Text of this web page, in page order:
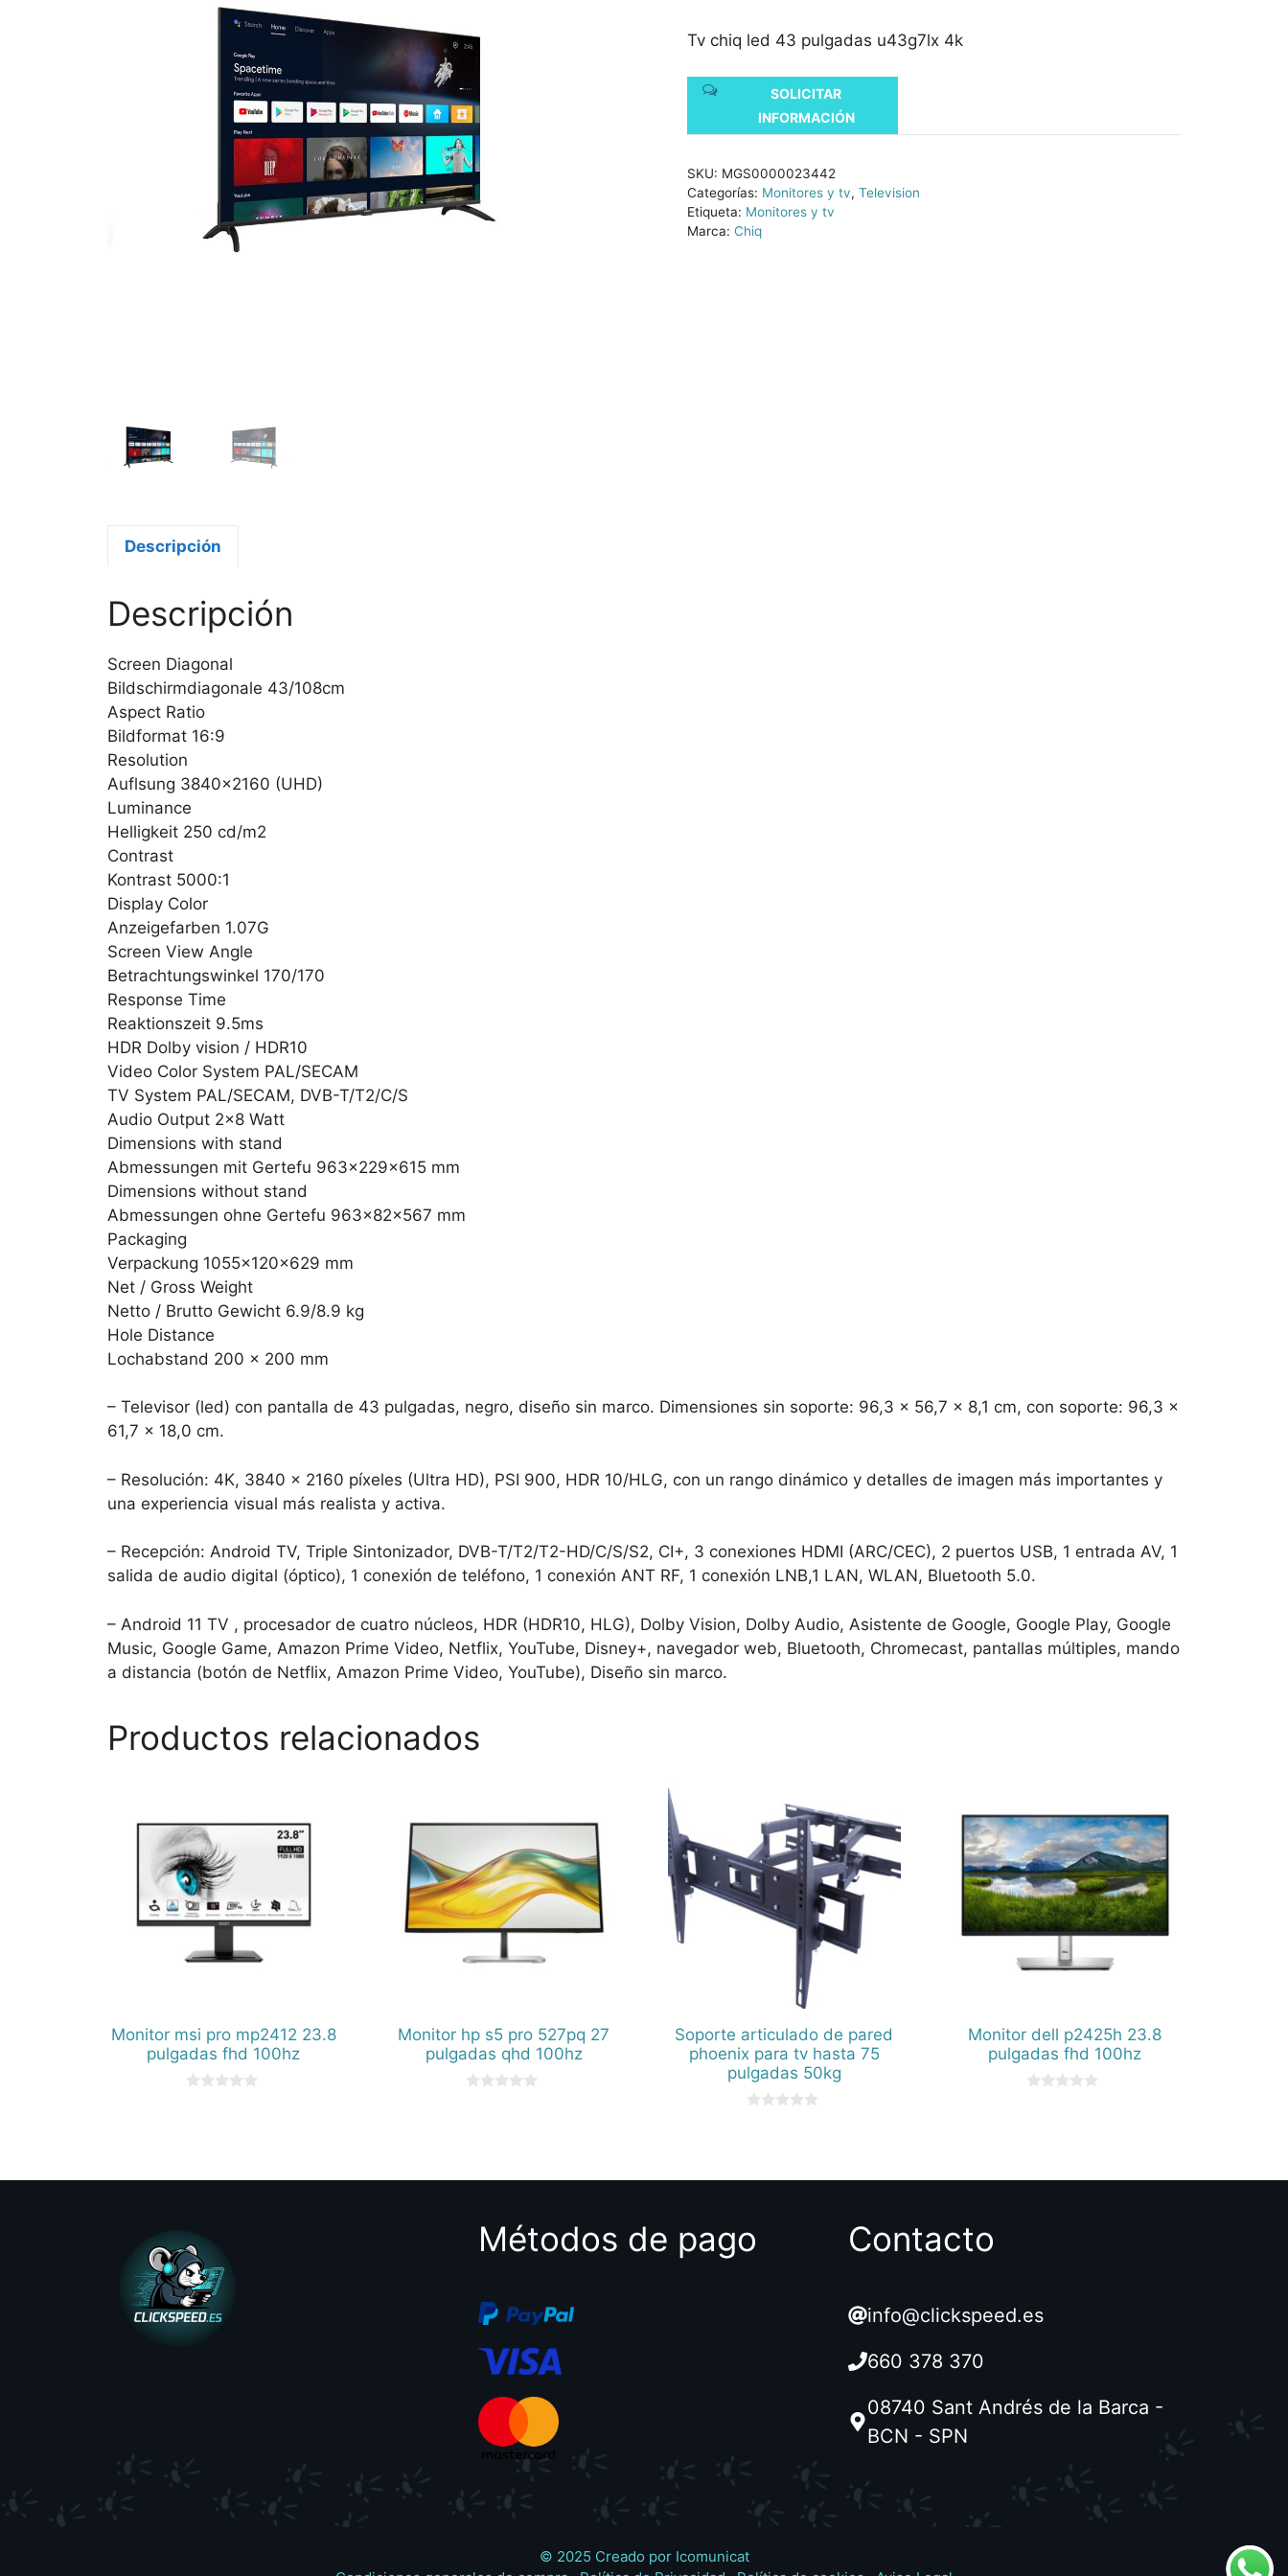
Tv chiq led 43 pulgadas u43g7lx 4k
SOLICITAR
INFORMACIÓN
SKU: MGS0000023442
Categorías: Monitores y tv, Television
Etiqueta: Monitores y tv
Marca: Chiq
Descripción
Descripción
Screen Diagonal
Bildschirmdiagonale 43/108cm
Aspect Ratio
Bildformat 16:9
Resolution
Auflsung 3840×2160 (UHD)
Luminance
Helligkeit 250 cd/m2
Contrast
Kontrast 5000:1
Display Color
Anzeigefarben 1.07G
Screen View Angle
Betrachtungswinkel 170/170
Response Time
Reaktionszeit 9.5ms
HDR Dolby vision / HDR10
Video Color System PAL/SECAM
TV System PAL/SECAM, DVB-T/T2/C/S
Audio Output 2×8 Watt
Dimensions with stand
Abmessungen mit Gertefu 963x229x615 mm
Dimensions without stand
Abmessungen ohne Gertefu 963x82x567 mm
Packaging
Verpackung 1055x120x629 mm
Net / Gross Weight
Netto / Brutto Gewicht 6.9/8.9 kg
Hole Distance
Lochabstand 200 x 200 mm
– Televisor (led) con pantalla de 43 pulgadas, negro, diseño sin marco. Dimensiones sin soporte: 96,3 x 56,7 x 8,1 cm, con soporte: 96,3 x
61,7 x 18,0 cm.
– Resolución: 4K, 3840 x 2160 píxeles (Ultra HD), PSI 900, HDR 10/HLG, con un rango dinámico y detalles de imagen más importantes y
una experiencia visual más realista y activa.
– Recepción: Android TV, Triple Sintonizador, DVB-T/T2/T2-HD/C/S/S2, CI+, 3 conexiones HDMI (ARC/CEC), 2 puertos USB, 1 entrada AV, 1
salida de audio digital (óptico), 1 conexión de teléfono, 1 conexión ANT RF, 1 conexión LNB,1 LAN, WLAN, Bluetooth 5.0.
– Android 11 TV , procesador de cuatro núcleos, HDR (HDR10, HLG), Dolby Vision, Dolby Audio, Asistente de Google, Google Play, Google
Music, Google Game, Amazon Prime Video, Netflix, YouTube, Disney+, navegador web, Bluetooth, Chromecast, pantallas múltiples, mando
a distancia (botón de Netflix, Amazon Prime Video, YouTube), Diseño sin marco.
Productos relacionados
Monitor msi pro mp2412 23.8
pulgadas fhd 100hz
Monitor hp s5 pro 527pq 27
pulgadas qhd 100hz
Soporte articulado de pared
phoenix para tv hasta 75
pulgadas 50kg
Monitor dell p2425h 23.8
pulgadas fhd 100hz
Métodos de pago Contacto
info@clickspeed.es
660 378 370
08740 Sant Andrés de la Barca -
BCN - SPN
© 2025 Creado por Icomunicat